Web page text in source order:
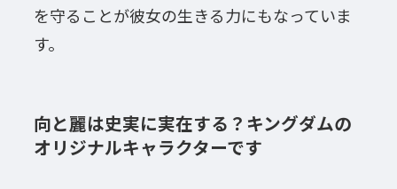
を守ることが彼女の生きる力にもなっていま
す。
向と麗は史実に実在する？キングダムの
オリジナルキャラクターです